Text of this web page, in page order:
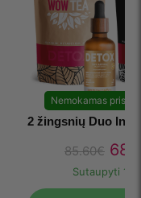
Nemokamas
2 žingsnių Duo
85.60€
Sutaupyti